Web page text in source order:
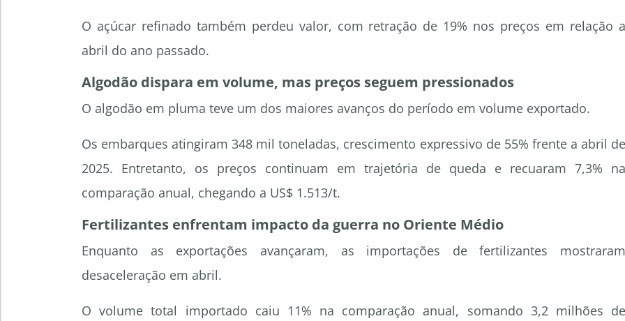
O açúcar refinado também perdeu valor, com retração de 19% nos preços em relação a
abril do ano passado.
Algodão dispara em volume, mas preços seguem pressionados
O algodão em pluma teve um dos maiores avanços do período em volume exportado.
Os embarques atingiram 348 mil toneladas, crescimento expressivo de 55% frente a abril de
2025. Entretanto, os preços continuam em trajetória de queda e recuaram 7,3% na
comparação anual, chegando a US$ 1.513/t.
Fertilizantes enfrentam impacto da guerra no Oriente Médio
Enquanto as exportações avançaram, as importações de fertilizantes mostraram
desaceleração em abril.
O volume total importado caiu 11% na comparação anual, somando 3,2 milhões de